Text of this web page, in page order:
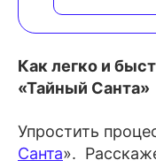
Как легко и
«Тайный Санта»
Упростить
Санта».